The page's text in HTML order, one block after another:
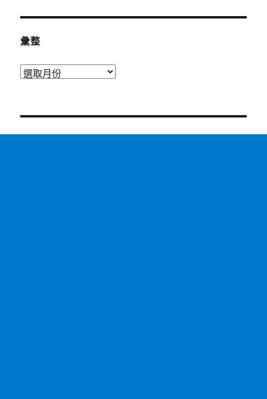
彙整
彙